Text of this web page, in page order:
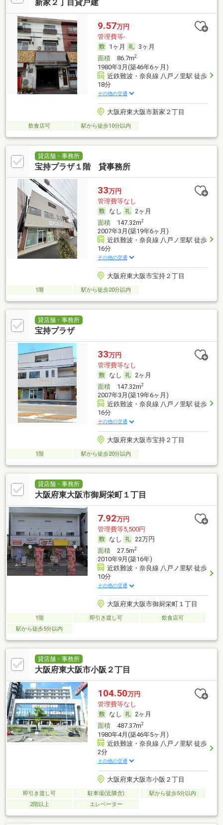
新家２丁目貸戸建
9.57万円
管理費等-
1ヶ月
3ヶ月
面積86.7m2
1980年3月(築46年6ヶ月)
近鉄難波・奈良線 八戸ノ里駅 徒歩
18分
その他の交通
大阪府東大阪市新家２丁目
飲食店可 駅から徒歩10分以内
貸店舗・事務所
宝持プラザ１階 貸事務所
33万円
管理費等なし
なし
2ヶ月
面積147.32m2
2007年3月(築19年6ヶ月)
近鉄難波・奈良線 八戸ノ里駅 徒歩
16分
その他の交通
大阪府東大阪市宝持２丁目
1階 駅から徒歩20分以内
貸店舗・事務所
宝持プラザ
33万円
管理費等なし
なし
2ヶ月
面積147.32m2
2007年3月(築19年6ヶ月)
近鉄難波・奈良線 八戸ノ里駅 徒歩
16分
その他の交通
大阪府東大阪市宝持２丁目
1階 駅から徒歩20分以内
貸店舗・事務所
大阪府東大阪市御厨栄町１丁目
7.92万円
管理費等5,500円
なし
22万円
面積27.5m2
2010年9月(築16年)
近鉄難波・奈良線 八戸ノ里駅 徒歩
10分
その他の交通
大阪府東大阪市御厨栄町１丁目
1階 即引き渡し可
飲食店可
駅から徒歩5分以内
貸店舗・事務所
大阪府東大阪市小阪２丁目
104.50万円
管理費等なし
なし
2ヶ月
面積487.37m2
1980年4月(築46年5ヶ月)
近鉄難波・奈良線 八戸ノ里駅 徒歩
2分
その他の交通
大阪府東大阪市小阪２丁目
即引き渡し可 駐車場(近隣含)
駅から徒歩5分以内
2階以上
エレベーター